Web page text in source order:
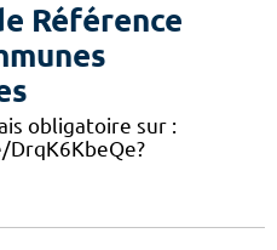
Référence
obligatoire sur :